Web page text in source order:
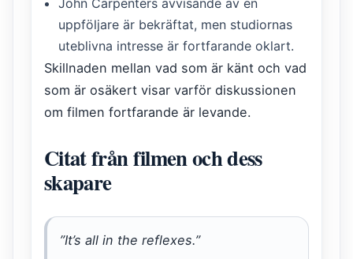
John Carpenters avvisande av en
uppföljare är bekräftat, men studiornas
uteblivna intresse är fortfarande oklart.
Skillnaden mellan vad som är känt och vad
som är osäkert visar varför diskussionen
om filmen fortfarande är levande.
Citat från filmen och dess
skapare
”It’s all in the reflexes.”